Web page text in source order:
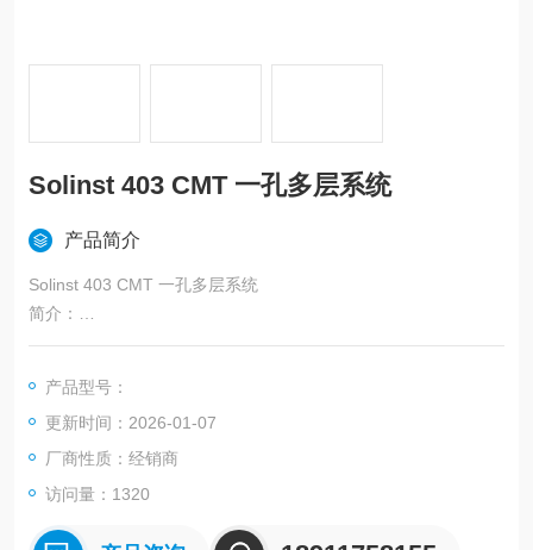
Solinst 403 CMT 一孔多层系统
产品简介
Solinst 403 CMT 一孔多层系统
简介：
403 CMT 一孔多层系统是在一个钻孔内放入多孔监测管，通过分
系统，实现在一口井中同时分别对多个含水层位进行监测。
安装深度：0-90米 (最佳深度6-50米)
分层数：最多7层
产地：加拿大
产品型号：
更新时间：2026-01-07
厂商性质：经销商
访问量：1320